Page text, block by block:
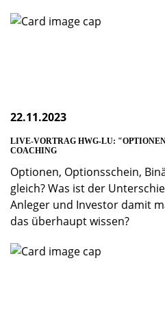
22.11.2023
LIVE-VORTRAG HWG-LU:
COACHING
Optionen, Optionsschein,
gleich? Was ist der
Anleger und Investor damit
das überhaupt wissen?